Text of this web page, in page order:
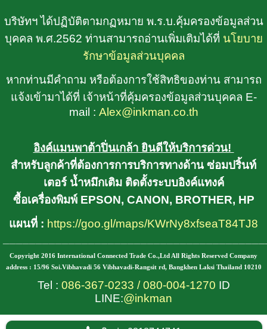
บริษัทฯ ได้ปฏิบัติตามกฏหมาย พ.ร.บ.คุ้มครองข้อมูลส่วน
บุคคล พ.ศ.2562 ท่านสามารถอ่านเพิ่มเติมได้ที่ นโยบาย
รักษาข้อมูลส่วนบุคคล
หากท่านมีคำถาม หรือต้องการใช้สิทธิของท่าน สามารถ
แจ้งเข้ามาได้ที่ เจ้าหน้าที่คุ้มครองข้อมูลส่วนบุคคล E-
mail : Alex@inkman.co.th
อิงค์แมนพาต้าปิ่นเกล้า ยินดีให้บริการด่วน!
สำหรับลูกค้าที่ต้องการการบริการทางด้าน ซ่อมปริ้นท์
เตอร์ น้ำหมึกเติม ติดตั้งระบบอิงค์แทงค์
ซื้อเครื่องพิมพ์ EPSON, CANON, BROTHER, HP
แผนที่ : https://goo.gl/maps/KWrNy8xfseaT84TJ8
Copyright 2016 International Connected Trade Co.,Ltd All Rights Reserved Company
address : 15/96 Soi.Vibhavadi 56 Vibhavadi-Rangsit rd, Bangkhen Laksi Thailand 10210
Tel : 086-367-0233 /080-004-1270 ID
LINE:@inkman